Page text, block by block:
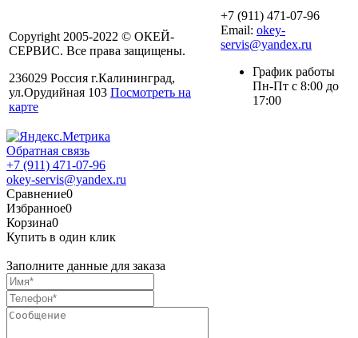
Copyright 2005-2022 © ОКЕЙ-
СЕРВИС. Все права защищены.
236029 Россия г.Калининград,
ул.Орудийная 103 Посмотреть на
карте
+7 (911) 471-07-96
Email: okey-
servis@yandex.ru
График работы
Пн-Пт с 8:00 до
17:00
Обратная связь
+7 (911) 471-07-96
okey-servis@yandex.ru
Сравнение0
Избранное0
Корзина0
Купить в один клик
Заполните данные для заказа